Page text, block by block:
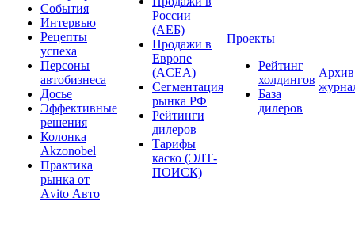
События
Интервью
Рецепты
успеха
Персоны
автобизнеса
Досье
Эффективные
решения
Колонка
Akzonobel
Практика
рынка от
Аvito Авто
России
(АЕБ)
Продажи в
Европе
(ACEA)
Сегментация
рынка РФ
Рейтинги
дилеров
Тарифы
каско (ЭЛТ-
ПОИСК)
Проекты
Рейтинг
холдингов
База
дилеров
Архив